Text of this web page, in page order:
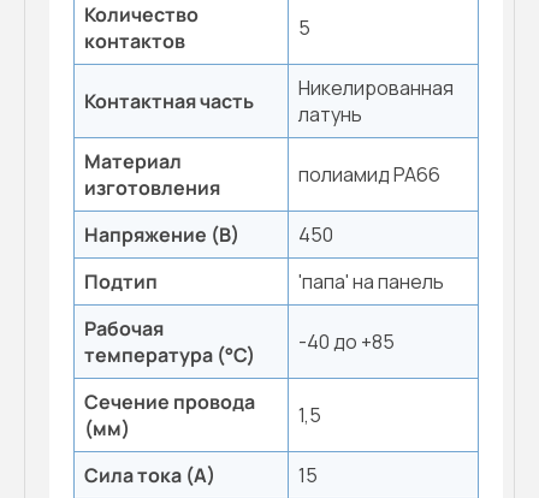
Количество
контактов
5
Контактная часть
Никелированная
латунь
Материал
изготовления
полиамид PA66
Напряжение (В)
450
Подтип
'папа' на панель
Рабочая
температура (°С)
-40 до +85
Сечение провода
(мм)
1,5
Сила тока (А)
15